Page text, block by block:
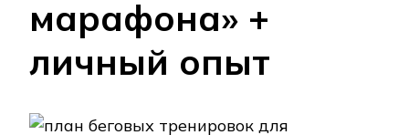
марафона» +
личный опыт